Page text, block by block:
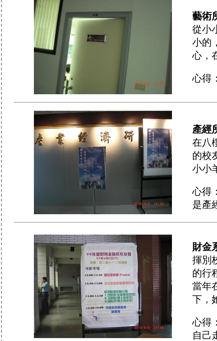
藝術
從小
小的
心，
心得
產經
在八
的校
小小
心得
是產
財金
揮別
的行
當年
下，
心得
自己